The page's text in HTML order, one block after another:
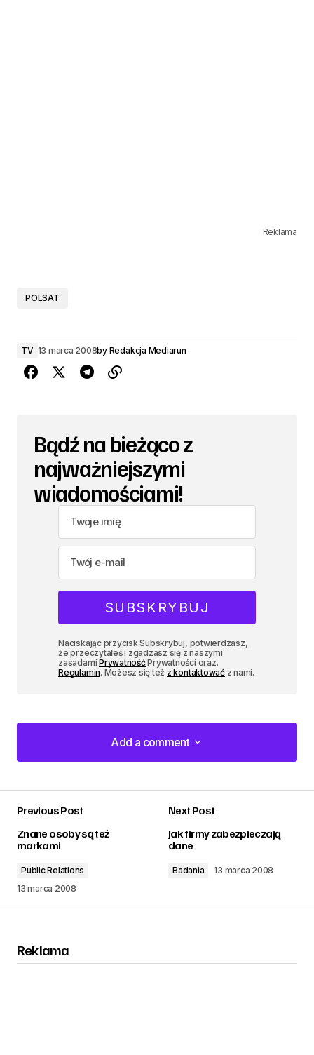
Reklama
POLSAT
TV 13 marca 2008by Redakcja Mediarun
Bądź na bieżąco z
najważniejszymi
wiadomościami!
Naciskając przycisk Subskrybuj, potwierdzasz,
że przeczytałeś i zgadzasz się z naszymi
zasadamiPrywatnośćPrywatności oraz.
Regulamin. Możesz się też z kontaktowaćz nami.
Add a comment
Add a comment
Previous Post
Znane osoby są też
markami
Public Relations
13 marca 2008
Next Post
Jak firmy zabezpieczają
dane
Badania 13 marca 2008
Reklama